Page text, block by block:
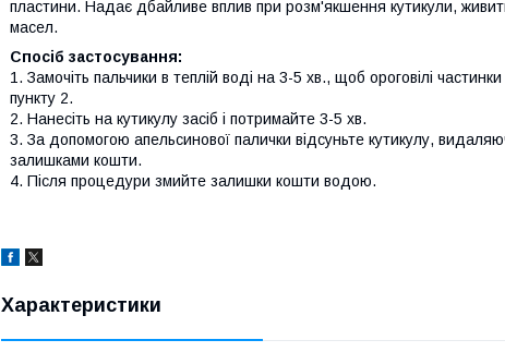
пластини. Надає дбайливе вплив при розм'якшення кутикули,
масел.
Спосіб застосування:
1. Замочіть пальчики в теплій воді на 3-5 хв., щоб ороговілі
пункту 2.
2. Нанесіть на кутикулу засіб і потримайте 3-5 хв.
3. За допомогою апельсинової палички відсуньте кутикулу,
залишками кошти.
4. Після процедури змийте залишки кошти водою.
Характеристики